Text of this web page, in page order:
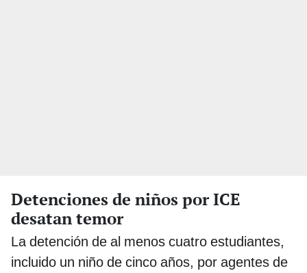
Detenciones de niños por ICE
desatan temor
La detención de al menos cuatro estudiantes,
incluido un niño de cinco años, por agentes de